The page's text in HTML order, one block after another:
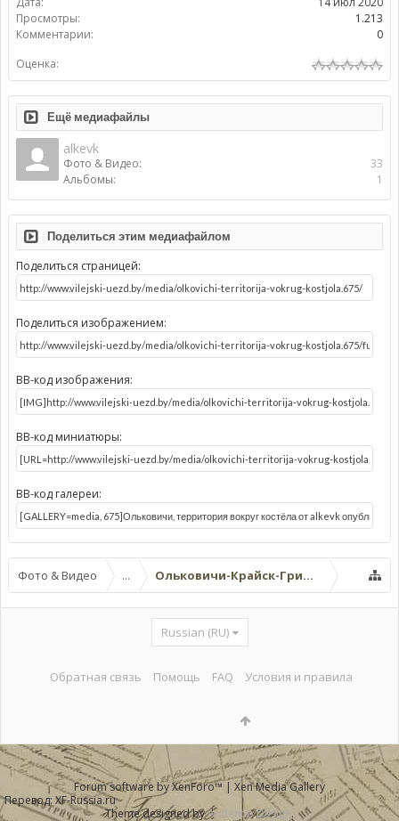
Просмотры:
1.213
Комментарии:
0
Оценка:
Ещё медиафайлы
alkevk
Фото & Видео:
33
Альбомы:
1
Поделиться этим медиафайлом
Поделиться страницей:
Поделиться изображением:
BB-код изображения:
BB-код миниатюры:
BB-код галереи:
Фото & Видео ... Ольковичи-Крайск-Гриневичи-Стрия
Russian (RU)
Обратная связь Помощь FAQ Условия и правила
Forum software by XenForo™ | Xen Media Gallery
Перевод: XF-Russia.ru
Theme designed byAudentio Design .